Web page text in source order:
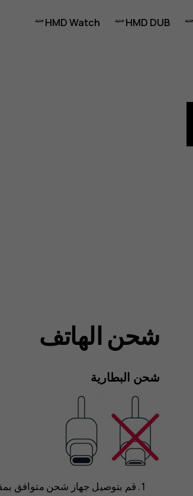
HMD DUB
HMD Watch
شحن الهاتف
شحن البطارية
قم بتوصيل جهاز شحن متوافق